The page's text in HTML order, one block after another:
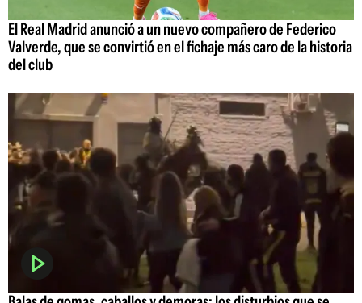
El Real Madrid anunció a un nuevo compañero de Federico
Valverde, que se convirtió en el fichaje más caro de la historia
del club